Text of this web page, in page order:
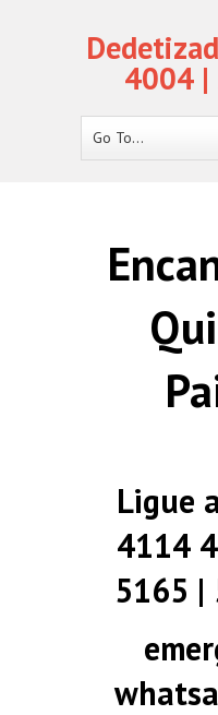
4004
Go To...
Ligue
4114
5165 |